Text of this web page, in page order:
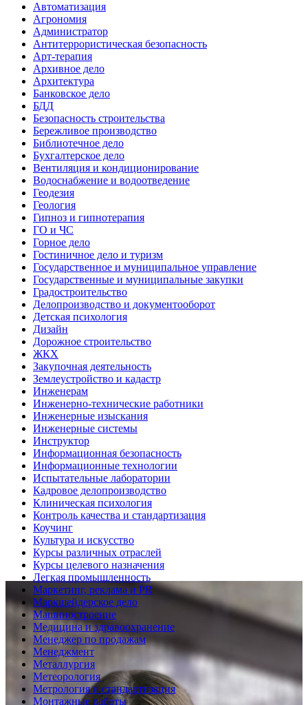
Автоматизация
Агрономия
Администратор
Антитеррористическая безопасность
Арт-терапия
Архивное дело
Архитектура
Банковское дело
БДД
Безопасность строительства
Бережливое производство
Библиотечное дело
Бухгалтерское дело
Вентиляция и кондиционирование
Водоснабжение и водоотведение
Геодезия
Геология
Гипноз и гипнотерапия
ГО и ЧС
Горное дело
Гостиничное дело и туризм
Государственное и муниципальное управление
Государственные и муниципальные закупки
Градостроительство
Делопроизводство и документооборот
Детская психология
Дизайн
Дорожное строительство
ЖКХ
Закупочная деятельность
Землеустройство и кадастр
Инженерам
Инженерно-технические работники
Инженерные изыскания
Инженерные системы
Инструктор
Информационная безопасность
Информационные технологии
Испытательные лаборатории
Кадровое делопроизводство
Клиническая психология
Контроль качества и стандартизация
Коучинг
Культура и искусство
Курсы различных отраслей
Курсы целевого назначения
Легкая промышленность
Маркетинг, реклама и PR
Маркшейдерское дело
Машиностроение
Медицина и здравоохранение
Менеджер по продажам
Менеджмент
Металлургия
Метеорология
Метрология и стандартизация
Монтажные работы